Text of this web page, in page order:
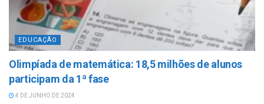
EDUCAÇÃO
Olimpíada de matemática: 18,5 milhões de alunos
participam da 1ª fase
4 DE JUNHO DE 2024